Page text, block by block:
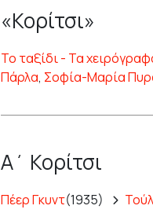
«Κορίτσι»
Το ταξίδι - Τα
Πάρλα, Σοφία-Μαρία
Α΄ Κορίτσι
Πέερ Γκυντ(1935)